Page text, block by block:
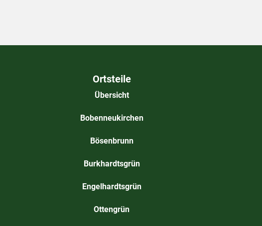
Ortsteile
Übersicht
Bobenneukirchen
Bösenbrunn
Burkhardtsgrün
Engelhardtsgrün
Ottengrün